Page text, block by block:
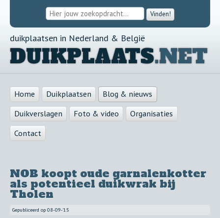
Vinden!
duikplaatsen in Nederland & België
DUIKPLAATS.NET
Home Duikplaatsen
Blog & nieuws
Duikverslagen
Foto & video
Organisaties
Contact
NOB koopt oude garnalenkotter
als potentieel duikwrak bij
Tholen
Gepubliceerd op 08-09-'15